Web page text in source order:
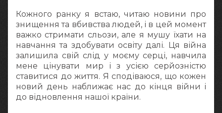
Кожного ранку я встаю, читаю новини про
знищення та вбивства людей, і в цей момент
важко стримати сльози, але я мушу їхати на
навчання та здобувати освіту далі. Ця війна
залишила свій слід у моєму серці, навчила
мене цінувати мир і з усією серйозністю
ставитися до життя. Я сподіваюся, що кожен
новий день наближає нас до кінця війни і
до відновлення нашої країни.